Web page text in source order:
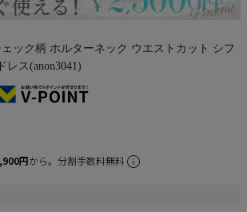
ェック柄 ホルターネック ウエストカット シフ
レス(anon3041)
円から。分割手数料無料